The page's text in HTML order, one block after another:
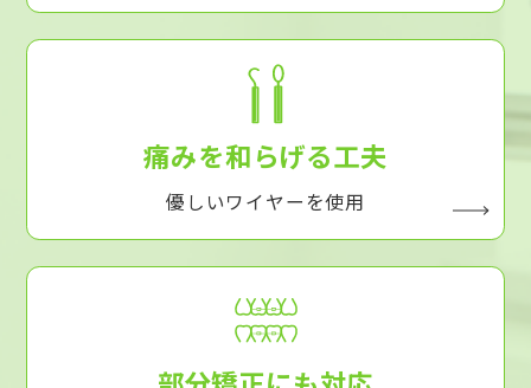
痛みを和らげる工夫
優しいワイヤーを使用